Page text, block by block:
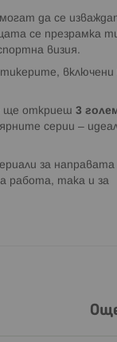
да се
се презрамка
визия.
включени
ще откриеш 3
серии –
за направата
работа, така и за